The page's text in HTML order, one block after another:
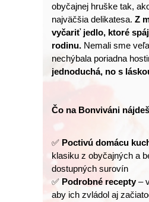
obyčajnej hruške tak,
najväčšia delikatesa. Z
vyčariť jedlo, ktoré
rodinu. Nemali sme
jednoduchá, no s
Čo na Bonviváni
✅ Poctivú domácu
klasiku z obyčajných a
dostupných surovín
✅ Podrobné recepty –
aby ich zvládol aj